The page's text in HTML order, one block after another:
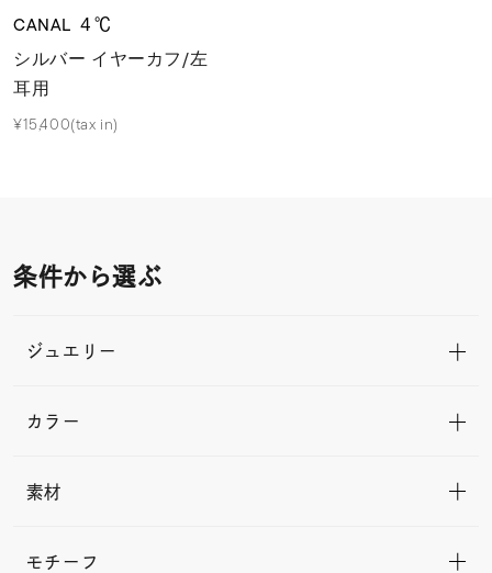
CANAL ４℃
シルバー イヤーカフ/左
耳用
¥15,400(tax in)
条件から選ぶ
ジュエリー
カラー
素材
モチーフ